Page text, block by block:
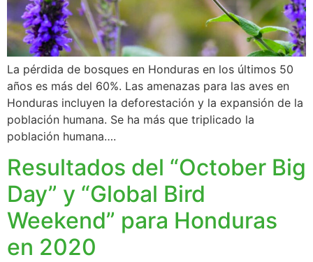
La pérdida de bosques en Honduras en los últimos 50
años es más del 60%. Las amenazas para las aves en
Honduras incluyen la deforestación y la expansión de la
población humana. Se ha más que triplicado la
población humana….
Resultados del “October Big
Day” y “Global Bird
Weekend” para Honduras
en 2020